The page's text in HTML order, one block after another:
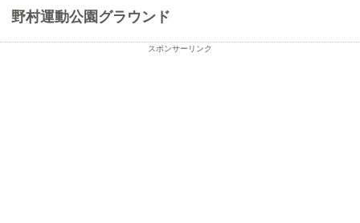
野村運動公園グラウンド
スポンサーリンク